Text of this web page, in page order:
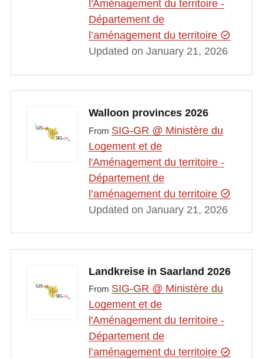
l'Aménagement du territoire -
Département de
l’aménagement du territoire
Updated on January 21, 2026
Walloon provinces 2026
From SIG-GR @ Ministère du
Logement et de
l'Aménagement du territoire -
Département de
l’aménagement du territoire
Updated on January 21, 2026
Landkreise in Saarland 2026
From SIG-GR @ Ministère du
Logement et de
l'Aménagement du territoire -
Département de
l’aménagement du territoire